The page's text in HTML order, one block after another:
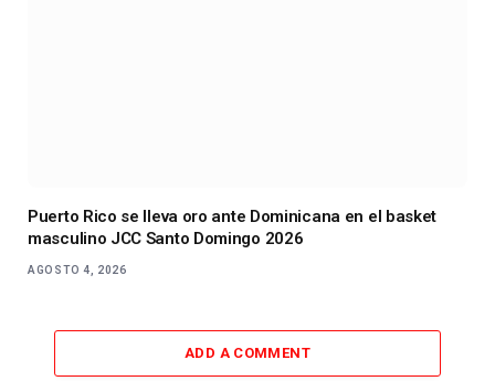
Puerto Rico se lleva oro ante Dominicana en el basket
masculino JCC Santo Domingo 2026
AGOSTO 4, 2026
ADD A COMMENT